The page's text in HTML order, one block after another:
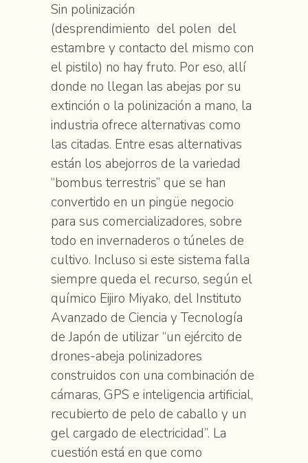
Sin polinización
(desprendimiento del polen del
estambre y contacto del mismo con
el pistilo) no hay fruto. Por eso, allí
donde no llegan las abejas por su
extinción o la polinización a mano, la
industria ofrece alternativas como
las citadas. Entre esas alternativas
están los abejorros de la variedad
“bombus terrestris” que se han
convertido en un pingüe negocio
para sus comercializadores, sobre
todo en invernaderos o túneles de
cultivo. Incluso si este sistema falla
siempre queda el recurso, según el
químico Eijiro Miyako, del Instituto
Avanzado de Ciencia y Tecnología
de Japón de utilizar “un ejército de
drones-abeja polinizadores
construidos con una combinación de
cámaras, GPS e inteligencia artificial,
recubierto de pelo de caballo y un
gel cargado de electricidad”. La
cuestión está en que como